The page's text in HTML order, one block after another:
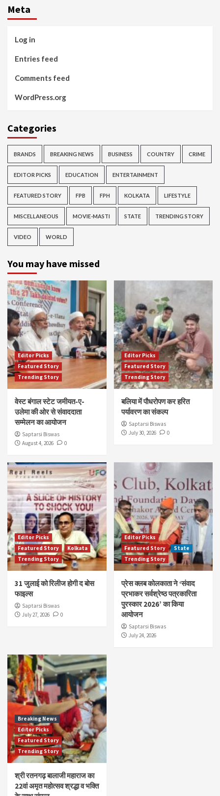
Meta
Log in
Entries feed
Comments feed
WordPress.org
Categories
BRANDS BREAKING NEWS BUSINESS COUNTRY CRIME
EDITOR PICKS EDUCATION ENTERTAINMENT
FEATURED STORY FPB FPH KOLKATA LIFESTYLE
MISCELLANEOUS MOVIE-MASTI STATE TRENDING STORY
VIDEO WORLD
You may have missed
Editor Picks
Featured Story
Trending Story
वेस्ट बंगाल स्टेट जमीयत-ए-
उलेमा की ओर से संवाददाता
सम्मेलन का आयोजन
Saptarsi Biswas
August 4, 2026
0
Editor Picks
Featured Story
Trending Story
बलिया में पौधरोपण कर हरित
पर्यावरण का संकल्प
Saptarsi Biswas
July 30, 2026
0
Editor Picks
Featured Story
Kolkata
Trending Story
31 जुलाई को रिलीज होगी द बोस
फाइल्स
Saptarsi Biswas
July 27, 2026
0
Editor Picks
Featured Story
State
Trending Story
प्रेस क्लब कोलकाता ने ‘संवाद
प्रभाकर सर्वश्रेष्ठ पत्रकारिता
पुरस्कार 2026’ का किया
आयोजन
Saptarsi Biswas
July 24, 2026
Breaking News
Editor Picks
Featured Story
Trending Story
श्री रतनगढ़ बालाजी महाराज का
22वां अमृत महोत्सव श्रद्धा व भक्ति